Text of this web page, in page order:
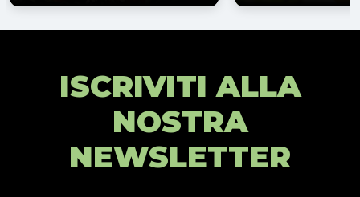
ISCRIVITI ALLA
NOSTRA
NEWSLETTER